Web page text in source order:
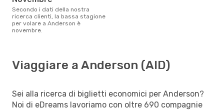
Secondo i dati della nostra
ricerca clienti, la bassa stagione
per volare a Anderson è
novembre.
Viaggiare a Anderson (AID)
Sei alla ricerca di biglietti economici per Anderson?
Noi di eDreams lavoriamo con oltre 690 compagnie